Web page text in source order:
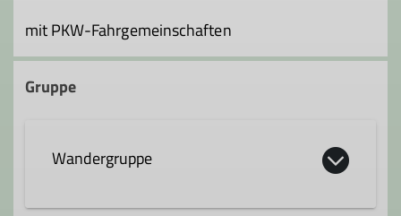
mit PKW-Fahrgemeinschaften
Gruppe
Wandergruppe